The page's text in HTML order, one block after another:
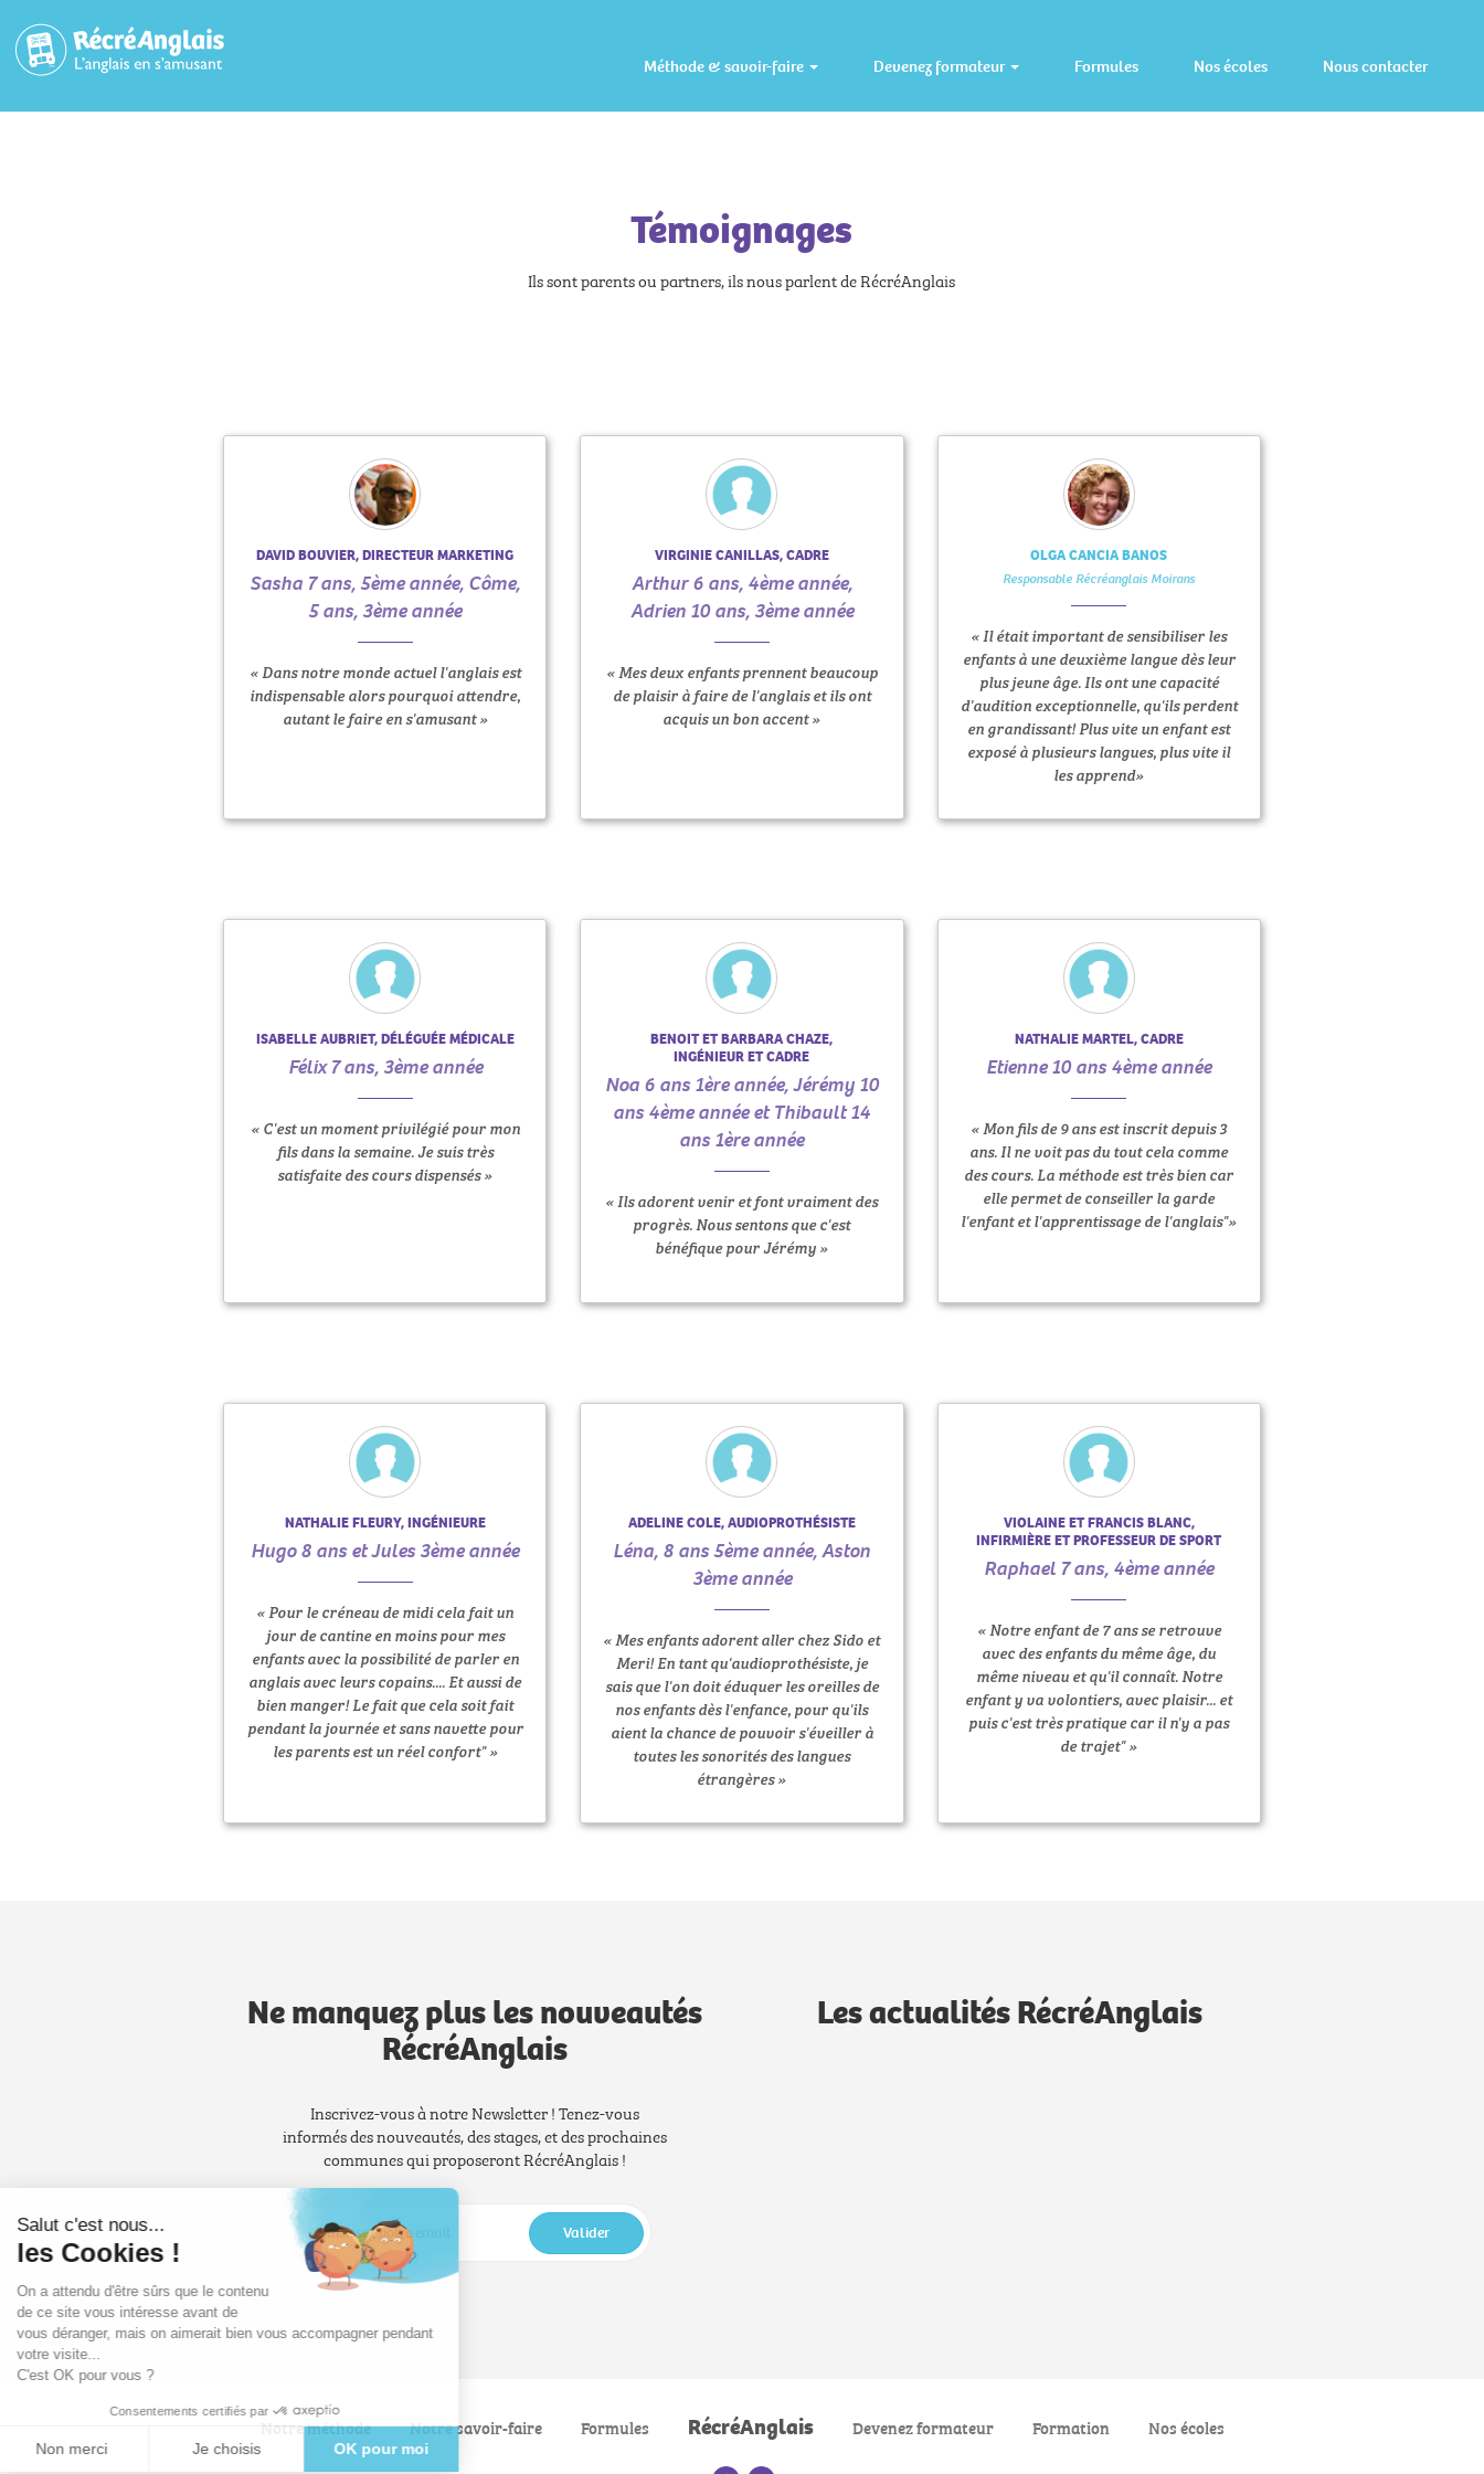
Méthode & savoir-faire Devenez formateur Formules Nos écoles Nous contacter
Témoignages
Ils sont parents ou partners, ils nous parlent de RécréAnglais
DAVID BOUVIER, DIRECTEUR MARKETING
Sasha 7 ans, 5ème année, Côme,
5 ans, 3ème année
« Dans notre monde actuel l'anglais est
indispensable alors pourquoi attendre,
autant le faire en s'amusant »
VIRGINIE CANILLAS, CADRE
Arthur 6 ans, 4ème année,
Adrien 10 ans, 3ème année
« Mes deux enfants prennent beaucoup
de plaisir à faire de l'anglais et ils ont
acquis un bon accent »
OLGA CANCIA BANOS
Responsable Récréanglais Moirans
« Il était important de sensibiliser les
enfants à une deuxième langue dès leur
plus jeune âge. Ils ont une capacité
d'audition exceptionnelle, qu'ils perdent
en grandissant! Plus vite un enfant est
exposé à plusieurs langues, plus vite il
les apprend»
ISABELLE AUBRIET, DÉLÉGUÉE MÉDICALE
Félix 7 ans, 3ème année
« C'est un moment privilégié pour mon
fils dans la semaine. Je suis très
satisfaite des cours dispensés »
BENOIT ET BARBARA CHAZE,
INGÉNIEUR ET CADRE
Noa 6 ans 1ère année, Jérémy 10
ans 4ème année et Thibault 14
ans 1ère année
« Ils adorent venir et font vraiment des
progrès. Nous sentons que c'est
bénéfique pour Jérémy »
NATHALIE MARTEL, CADRE
Etienne 10 ans 4ème année
« Mon fils de 9 ans est inscrit depuis 3
ans. Il ne voit pas du tout cela comme
des cours. La méthode est très bien car
elle permet de conseiller la garde
l'enfant et l'apprentissage de l'anglais"»
NATHALIE FLEURY, INGÉNIEURE
Hugo 8 ans et Jules 3ème année
« Pour le créneau de midi cela fait un
jour de cantine en moins pour mes
enfants avec la possibilité de parler en
anglais avec leurs copains.... Et aussi de
bien manger! Le fait que cela soit fait
pendant la journée et sans navette pour
les parents est un réel confort" »
ADELINE COLE, AUDIOPROTHÉSISTE
Léna, 8 ans 5ème année, Aston
3ème année
« Mes enfants adorent aller chez Sido et
Meri! En tant qu'audioprothésiste, je
sais que l'on doit éduquer les oreilles de
nos enfants dès l'enfance, pour qu'ils
aient la chance de pouvoir s'éveiller à
toutes les sonorités des langues
étrangères »
VIOLAINE ET FRANCIS BLANC,
INFIRMIÈRE ET PROFESSEUR DE SPORT
Raphael 7 ans, 4ème année
« Notre enfant de 7 ans se retrouve
avec des enfants du même âge, du
même niveau et qu'il connaît. Notre
enfant y va volontiers, avec plaisir... et
puis c'est très pratique car il n'y a pas
de trajet" »
Ne manquez plus les nouveautés
RécréAnglais
Inscrivez-vous à notre Newsletter ! Tenez-vous
informés des nouveautés, des stages, et des prochaines
communes qui proposeront RécréAnglais !
Valider
Les actualités RécréAnglais
Notre méthode Notre savoir-faire Formules RécréAnglais Devenez formateur Formation Nos écoles
Salut c'est nous...
les Cookies !
On a attendu d'être sûrs que le contenu
de ce site vous intéresse avant de
vous déranger, mais on aimerait bien vous accompagner pendant
votre visite...
C'est OK pour vous ?
Consentements certifiés par
Non merci Je choisis OK pour moi